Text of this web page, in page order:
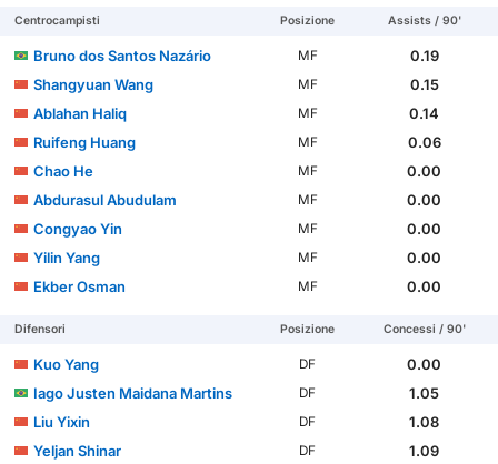
Centrocampisti Posizione Assists / 90'
Bruno dos Santos Nazário MF
0.19
Shangyuan Wang
MF
0.15
Ablahan Haliq
MF
0.14
Ruifeng Huang
MF
0.06
Chao He
MF
0.00
Abdurasul Abudulam
MF
0.00
Congyao Yin
MF
0.00
Yilin Yang
MF
0.00
Ekber Osman
MF 0.00
Difensori Posizione Concessi / 90'
Kuo Yang DF
0.00
Iago Justen Maidana Martins
DF
1.05
Liu Yixin
DF
1.08
Yeljan Shinar
DF
1.09